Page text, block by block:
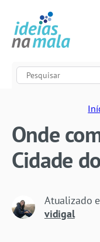
Onde
Cidade
Atualizado
vidigal